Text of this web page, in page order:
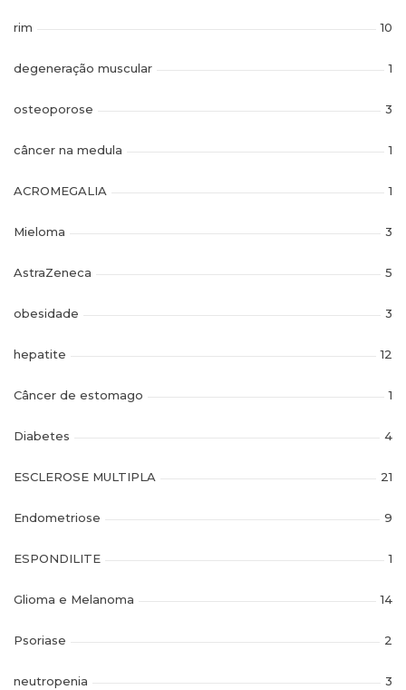
rim 10
degeneração muscular 1
osteoporose 3
câncer na medula 1
ACROMEGALIA 1
Mieloma 3
AstraZeneca 5
obesidade 3
hepatite 12
Câncer de estomago 1
Diabetes 4
ESCLEROSE MULTIPLA 21
Endometriose 9
ESPONDILITE 1
Glioma e Melanoma 14
Psoriase 2
neutropenia 3